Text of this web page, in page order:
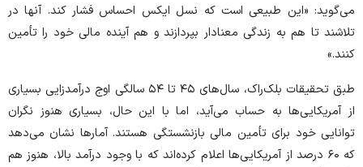
می‌گوید: «این طبیعی است که نسل ایکس احساس فشار کند. آنها در
تلاشند تا هم به زندگی معنادار بپردازند و هم آینده مالی خود را تأمین
کنند.»
طبق تحقیقات بلک‌راک، سال‌های ۴۵ تا ۵۴ سالگی اوج درآمدزایی بسیاری
از آمریکایی‌ها به حساب می‌آید، اما با این حال، بسیاری هنوز نگران
توانایی خود برای تأمین مالی بازنشستگی هستند. آمار‌ها نشان می‌دهد
که ۶۰ درصد از آمریکایی‌ها اعلام کرده‌اند که با وجود درآمد بالا، هنوز هم